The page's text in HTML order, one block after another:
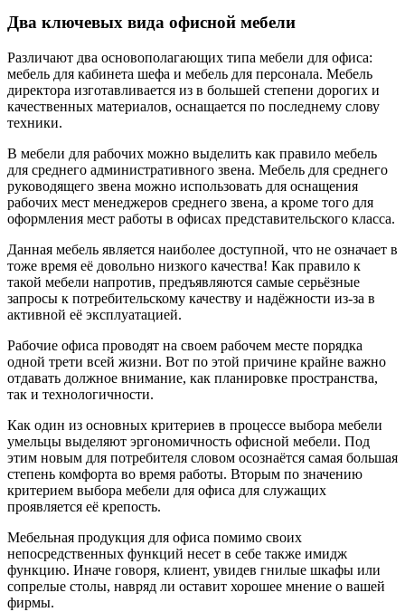
Два ключевых вида офисной мебели
Различают два основополагающих типа мебели для офиса:
мебель для кабинета шефа и мебель для персонала. Мебель
директора изготавливается из в большей степени дорогих и
качественных материалов, оснащается по последнему слову
техники.
В мебели для рабочих можно выделить как правило мебель
для среднего административного звена. Мебель для среднего
руководящего звена можно использовать для оснащения
рабочих мест менеджеров среднего звена, а кроме того для
оформления мест работы в офисах представительского класса.
Данная мебель является наиболее доступной, что не означает в
тоже время её довольно низкого качества! Как правило к
такой мебели напротив, предъявляются самые серьёзные
запросы к потребительскому качеству и надёжности из-за в
активной её эксплуатацией.
Рабочие офиса проводят на своем рабочем месте порядка
одной трети всей жизни. Вот по этой причине крайне важно
отдавать должное внимание, как планировке пространства,
так и технологичности.
Как один из основных критериев в процессе выбора мебели
умельцы выделяют эргономичность офисной мебели. Под
этим новым для потребителя словом осознаётся самая большая
степень комфорта во время работы. Вторым по значению
критерием выбора мебели для офиса для служащих
проявляется её крепость.
Мебельная продукция для офиса помимо своих
непосредственных функций несет в себе также имидж
функцию. Иначе говоря, клиент, увидев гнилые шкафы или
сопрелые столы, навряд ли оставит хорошее мнение о вашей
фирмы.